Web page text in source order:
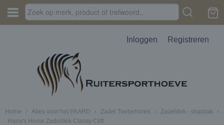
Inloggen Registreren
Home › Alles voor het PAARD › Zadel Toebehoren › Zadeldek - shabrak
›
Harry's Horse Zadeldek Classy Cliff